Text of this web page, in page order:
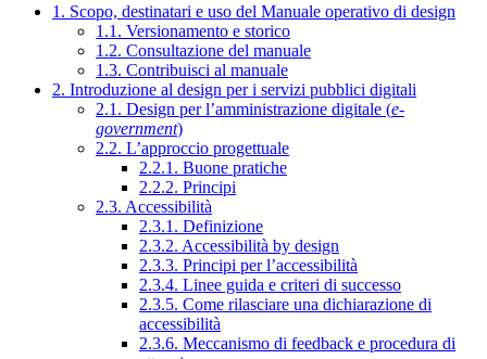
1. Scopo, destinatari e uso del Manuale operativo di design
1.1. Versionamento e storico
1.2. Consultazione del manuale
1.3. Contribuisci al manuale
2. Introduzione al design per i servizi pubblici digitali
2.1. Design per l’amministrazione digitale (e-
government)
2.2. L’approccio progettuale
2.2.1. Buone pratiche
2.2.2. Principi
2.3. Accessibilità
2.3.1. Definizione
2.3.2. Accessibilità by design
2.3.3. Principi per l’accessibilità
2.3.4. Linee guida e criteri di successo
2.3.5. Come rilasciare una dichiarazione di
accessibilità
2.3.6. Meccanismo di feedback e procedura di